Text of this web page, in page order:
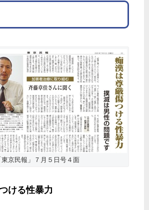
東京民報」７月５日号４面
ける性暴力